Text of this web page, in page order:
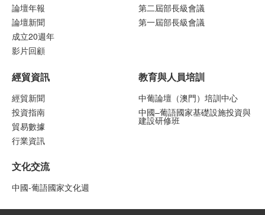
論壇年報
論壇新聞
成立20週年
影片回顧
第二屆部長級會議
第一屆部長級會議
經貿資訊
經貿新聞
投資指南
貿易數據
行業資訊
文化交流
中國-葡語國家文化週
教育與人員培訓
中葡論壇（澳門）培訓中心
中國–葡語國家基礎設施投資與
建設研修班